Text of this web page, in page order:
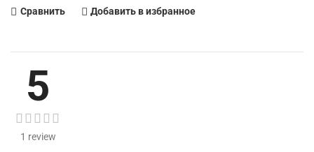
Сравнить Добавить в избранное
5
1 review